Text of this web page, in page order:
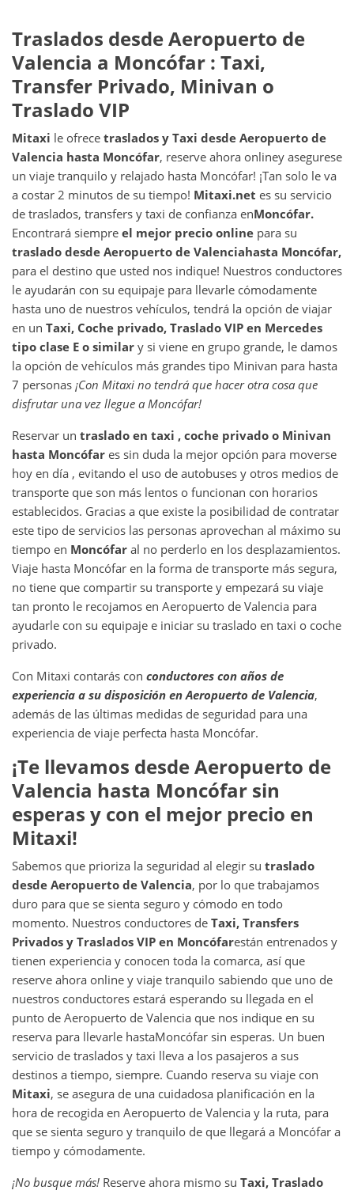
Traslados desdeAeropuerto de
Valencia a Moncófar : Taxi,
Transfer Privado, Minivan o
Traslado VIP
Mitaxi le ofrece traslados y Taxi desde Aeropuerto de
Valencia hasta Moncófar, reserve ahora onliney asegurese
un viaje tranquilo y relajado hasta Moncófar! ¡Tan solo le va
a costar 2 minutos de su tiempo! Mitaxi.net es su servicio
de traslados, transfers y taxi de confianza enMoncófar.
Encontrará siempre el mejor precio online para su
traslado desde Aeropuerto de Valenciahasta Moncófar,
para el destino que usted nos indique! Nuestros conductores
le ayudarán con su equipaje para llevarle cómodamente
hasta uno de nuestros vehículos, tendrá la opción de viajar
en un Taxi, Coche privado, Traslado VIP en Mercedes
tipo clase E o similar y si viene en grupo grande, le damos
la opción de vehículos más grandes tipo Minivan para hasta
7 personas ¡Con Mitaxi no tendrá que hacer otra cosa que
disfrutar una vez llegue a Moncófar!
Reservar un traslado en taxi , coche privado o Minivan
hasta Moncófar es sin duda la mejor opción para moverse
hoy en día , evitando el uso de autobuses y otros medios de
transporte que son más lentos o funcionan con horarios
establecidos. Gracias a que existe la posibilidad de contratar
este tipo de servicios las personas aprovechan al máximo su
tiempo en Moncófar al no perderlo en los desplazamientos.
Viaje hasta Moncófar en la forma de transporte más segura,
no tiene que compartir su transporte y empezará su viaje
tan pronto le recojamos en Aeropuerto de Valencia para
ayudarle con su equipaje e iniciar su traslado en taxi o coche
privado.
Con Mitaxi contarás con conductores con años de
experiencia a su disposición enAeropuerto de Valencia,
además de las últimas medidas de seguridad para una
experiencia de viaje perfecta hasta Moncófar.
¡Te llevamos desdeAeropuerto de
Valencia hasta Moncófar sin
esperas y con el mejor precio en
Mitaxi!
Sabemos que prioriza la seguridad al elegir su traslado
desde Aeropuerto de Valencia, por lo que trabajamos
duro para que se sienta seguro y cómodo en todo
momento. Nuestros conductores de Taxi, Transfers
Privados y Traslados VIP en Moncófarestán entrenados y
tienen experiencia y conocen toda la comarca, así que
reserve ahora online y viaje tranquilo sabiendo que uno de
nuestros conductores estará esperando su llegada en el
punto de Aeropuerto de Valencia que nos indique en su
reserva para llevarle hastaMoncófar sin esperas. Un buen
servicio de traslados y taxi lleva a los pasajeros a sus
destinos a tiempo, siempre. Cuando reserva su viaje con
Mitaxi, se asegura de una cuidadosa planificación en la
hora de recogida en Aeropuerto de Valencia y la ruta, para
que se sienta seguro y tranquilo de que llegará a Moncófar a
tiempo y cómodamente.
¡No busque más! Reserve ahora mismo su Taxi, Traslado